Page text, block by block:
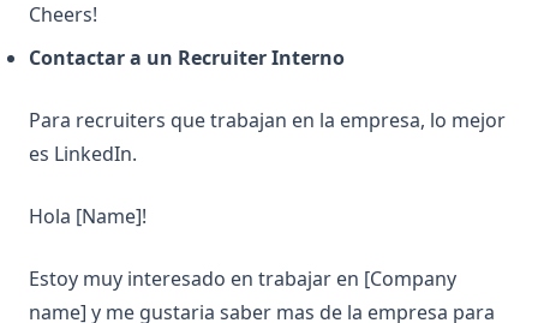
Cheers!
Contactar a un Recruiter Interno
Para recruiters que trabajan en la empresa, lo mejor
es LinkedIn.
Hola [Name]!
Estoy muy interesado en trabajar en [Company
name] y me gustaria saber mas de la empresa para